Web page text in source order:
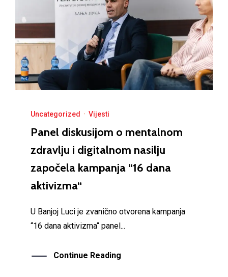
Uncategorized · Vijesti
Panel diskusijom o mentalnom
zdravlju i digitalnom nasilju
započela kampanja “16 dana
aktivizma“
U Banjoj Luci je zvanično otvorena kampanja
“16 dana aktivizma“ panel...
Continue Reading